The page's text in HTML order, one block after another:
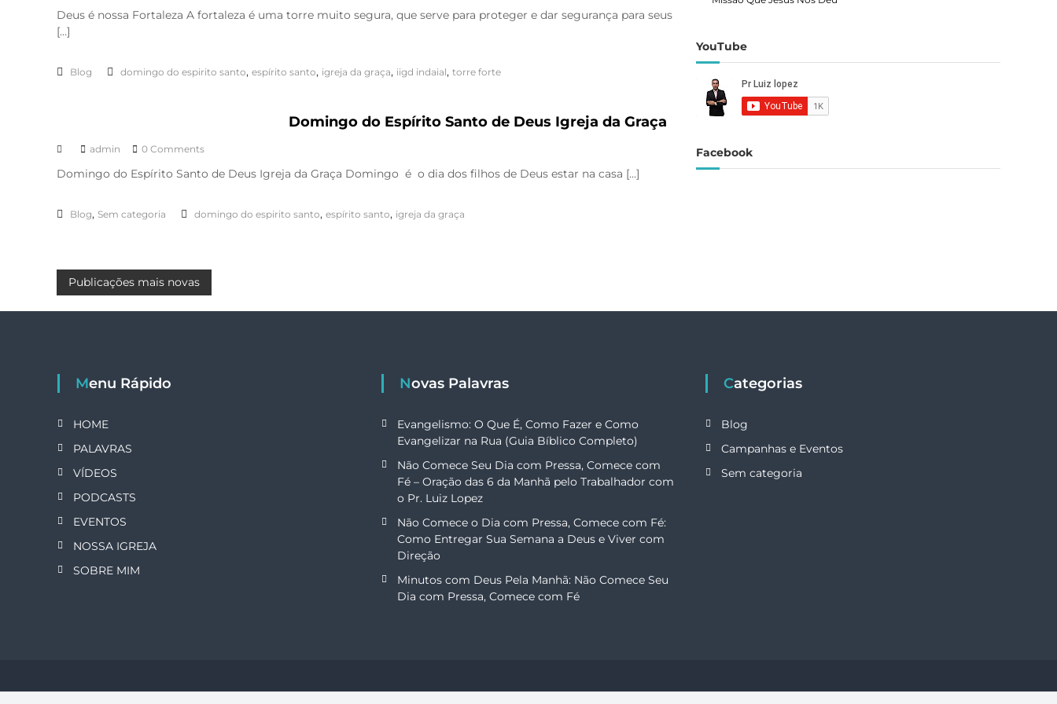
Deus é nossa Fortaleza A fortaleza é uma torre muito segura, que serve para proteger e dar segurança para seus
[…]
Blog domingo do espirito santo, espírito santo, igreja da graça, iigd indaial, torre forte
Domingo do Espírito Santo de Deus Igreja da Graça
admin 0 Comments
Domingo do Espírito Santo de Deus Igreja da Graça Domingo é o dia dos filhos de Deus estar na casa […]
Blog, Sem categoria domingo do espirito santo, espírito santo, igreja da graça
N
e
g
a
ç
ã
o
Publicações mais novas
YouTube
Facebook
Menu Rápido
HOME
PALAVRAS
VÍDEOS
PODCASTS
EVENTOS
NOSSA IGREJA
SOBRE MIM
Novas Palavras
Evangelismo: O Que É, Como Fazer e Como
Evangelizar na Rua (Guia Bíblico Completo)
Não Comece Seu Dia com Pressa, Comece com
Fé – Oração das 6 da Manhã pelo Trabalhador com
o Pr. Luiz Lopez
Não Comece o Dia com Pressa, Comece com Fé:
Como Entregar Sua Semana a Deus e Viver com
Direção
Minutos com Deus Pela Manhã: Não Comece Seu
Dia com Pressa, Comece com Fé
Categorias
Blog
Campanhas e Eventos
Sem categoria